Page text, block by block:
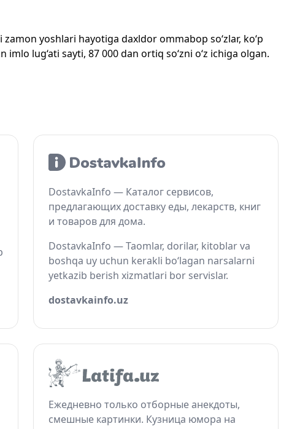
yoshlari hayotiga daxldor ommabop so‘zlar, ko‘p
lug‘ati sayti, 87 000 dan ortiq so‘zni o‘z ichiga olgan.
DostavkaInfo — Каталог сервисов,
предлагающих доставку еды, лекарств, книг
и товаров для дома.
DostavkaInfo — Taomlar, dorilar, kitoblar va
boshqa uy uchun kerakli bo‘lagan narsalarni
yetkazib berish xizmatlari bor servislar.
dostavkainfo.uz
Ежедневно только отборные анекдоты,
смешные картинки. Кузница юмора на